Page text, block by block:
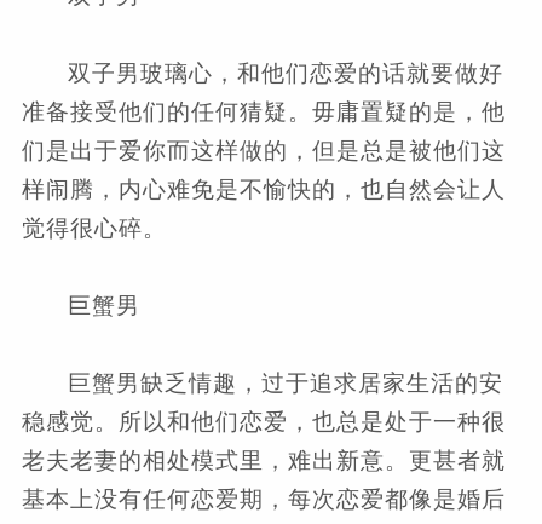
双子男玻璃心，和他们恋爱的话就要做好
准备接受他们的任何猜疑。毋庸置疑的是，他
们是出于爱你而这样做的，但是总是被他们这
样闹腾，内心难免是不愉快的，也自然会让人
觉得很心碎。
巨蟹男
巨蟹男缺乏情趣，过于追求居家生活的安
稳感觉。所以和他们恋爱，也总是处于一种很
老夫老妻的相处模式里，难出新意。更甚者就
基本上没有任何恋爱期，每次恋爱都像是婚后